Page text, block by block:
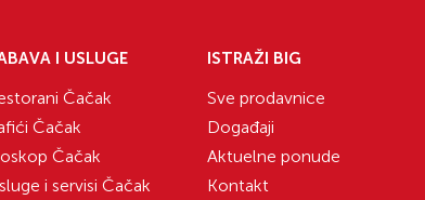
I USLUGE
Čačak
Čačak
Čačak
i servisi Čačak
ISTRAŽI BIG
Sve prodavnice
Događaji
Aktuelne ponude
Kontakt